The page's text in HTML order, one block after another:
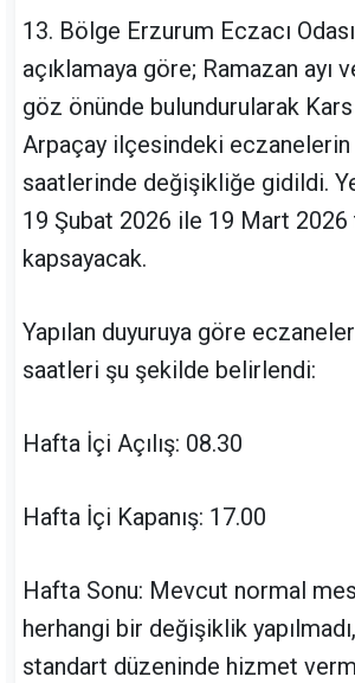
13. Bölge Erzurum Eczacı
açıklamaya göre; Ramazan ayı
göz önünde bulundurularak
Arpaçay ilçesindeki eczanelerin
saatlerinde değişikliğe gidildi.
19 Şubat 2026 ile 19 Mart 2026
kapsayacak.
Yapılan duyuruya göre
saatleri şu şekilde belirlendi:
Hafta İçi Açılış: 08.30
Hafta İçi Kapanış: 17.00
Hafta Sonu: Mevcut normal
herhangi bir değişiklik
standart düzeninde hizmet